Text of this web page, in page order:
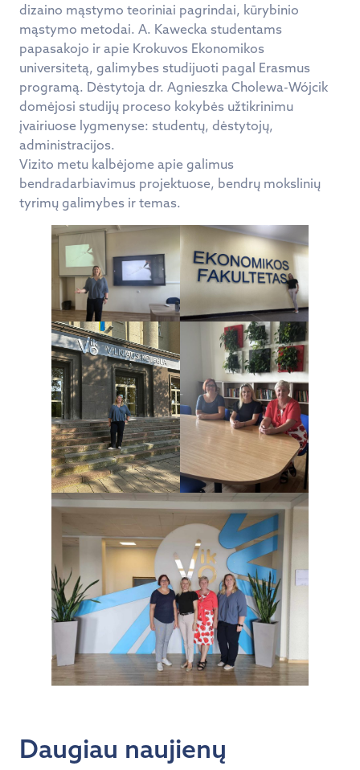
dizaino mąstymo teoriniai pagrindai, kūrybinio
mąstymo metodai. A. Kawecka studentams
papasakojo ir apie Krokuvos Ekonomikos
universitetą, galimybes studijuoti pagal Erasmus
programą. Dėstytoja dr. Agnieszka Cholewa-Wójcik
domėjosi studijų proceso kokybės užtikrinimu
įvairiuose lygmenyse: studentų, dėstytojų,
administracijos.
Vizito metu kalbėjome apie galimus
bendradarbiavimus projektuose, bendrų mokslinių
tyrimų galimybes ir temas.
Daugiau naujienų